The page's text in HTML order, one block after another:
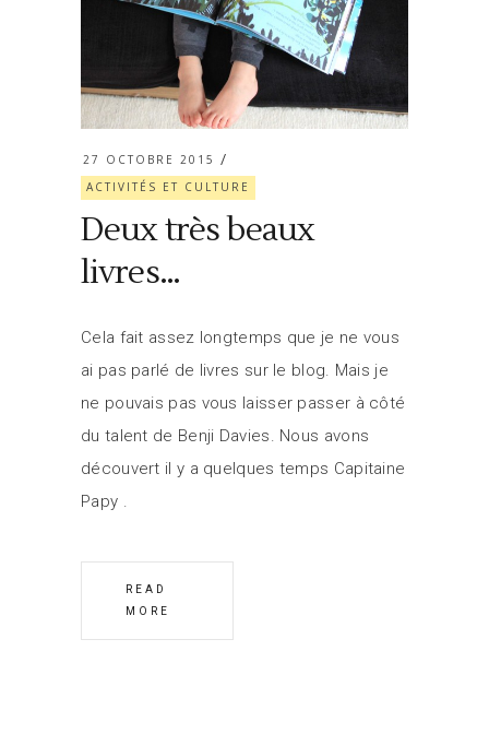
27 OCTOBRE 2015
ACTIVITÉS ET CULTURE
Deux très beaux
livres…
Cela fait assez longtemps que je ne vous
ai pas parlé de livres sur le blog. Mais je
ne pouvais pas vous laisser passer à côté
du talent de Benji Davies. Nous avons
découvert il y a quelques temps Capitaine
Papy
READ
MORE